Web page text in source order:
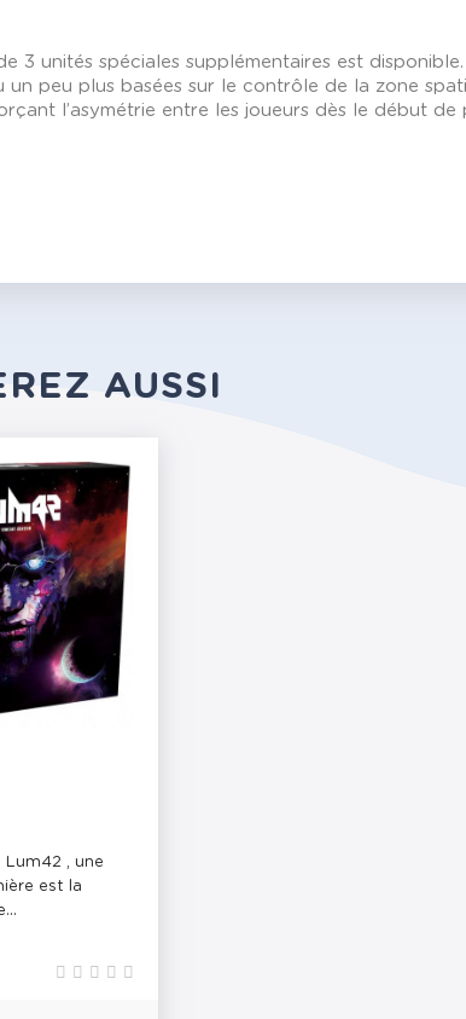
3 unités spéciales supplémentaires est
peu plus basées sur le contrôle de la zone
l’asymétrie entre les joueurs dès le début de
AUSSI
Lum42 , une
est la